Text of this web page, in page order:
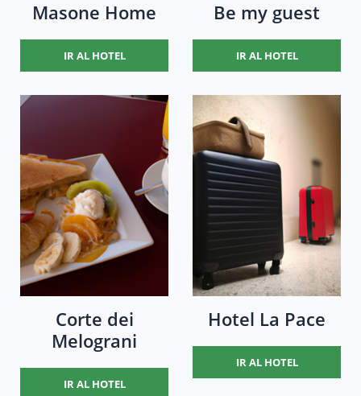
Masone Home
IR AL HOTEL
Be my guest
IR AL HOTEL
Corte dei
Melograni
IR AL HOTEL
Hotel La Pace
IR AL HOTEL